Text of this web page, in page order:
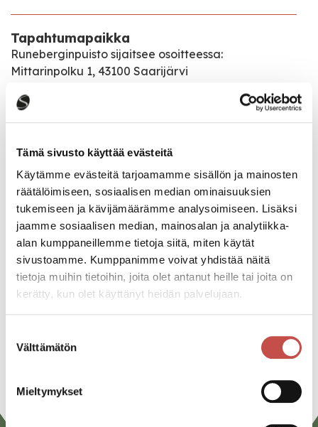
Tämä sivusto käyttää evästeitä
Käytämme evästeitä tarjoamamme sisällön ja mainosten
räätälöimiseen, sosiaalisen median ominaisuuksien
tukemiseen ja kävijämäärämme analysoimiseen. Lisäksi
jaamme sosiaalisen median, mainosalan ja analytiikka-
alan kumppaneillemme tietoja siitä, miten käytät
sivustoamme. Kumppanimme voivat yhdistää näitä
tietoja muihin tietoihin, joita olet antanut heille tai joita on
kerätty, kun olet käyttänyt heidän palvelujaan.
valinta
Välttämätön
Mieltymykset
Tapahtumapaikka
Runeberginpuisto sijaitsee osoitteessa:
Mittarinpolku 1, 43100 Saarijärvi
nettisivulla sekä Saarijärven kaupungin
somekanavilla.
Katso kaikki tapahtumat
Jaa tapahtuma:
Facebook
Twitter
URL